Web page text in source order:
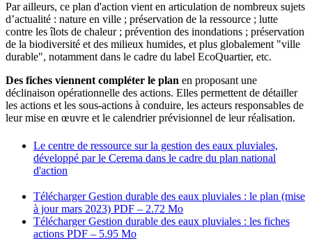
Par ailleurs, ce plan d'action vient en articulation de nombreux sujets
d’actualité : nature en ville ; préservation de la ressource ; lutte
contre les îlots de chaleur ; prévention des inondations ; préservation
de la biodiversité et des milieux humides, et plus globalement "ville
durable", notamment dans le cadre du label EcoQuartier, etc.
Des fiches viennent compléter le plan en proposant une
déclinaison opérationnelle des actions. Elles permettent de détailler
les actions et les sous-actions à conduire, les acteurs responsables de
leur mise en œuvre et le calendrier prévisionnel de leur réalisation.
Le centre de ressource sur la gestion des eaux pluviales,
développé par le Cerema dans le cadre du plan national
d'action
Télécharger Gestion durable des eaux pluviales : le plan (mise
à jour mars 2023) PDF – 2.72 Mo
Télécharger Gestion durable des eaux pluviales : les fiches
actions PDF – 5.95 Mo